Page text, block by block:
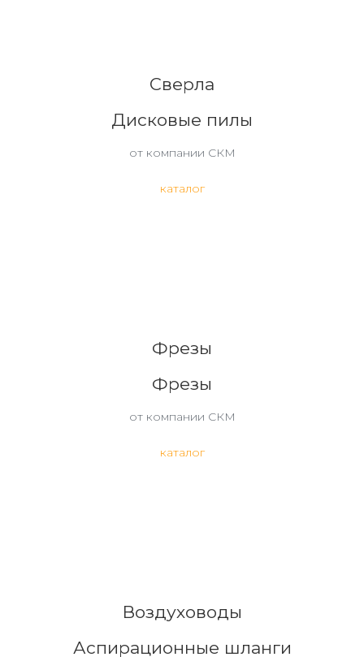
Сверла
Дисковые пилы
от компании СКМ
каталог
Фрезы
Фрезы
от компании СКМ
каталог
Воздуховоды
Аспирационные шланги